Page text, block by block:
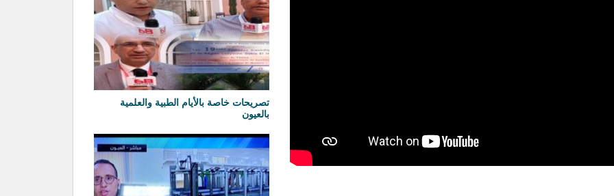
تصريحات خاصة بالأيام الطبية والعلمية
بالعيون